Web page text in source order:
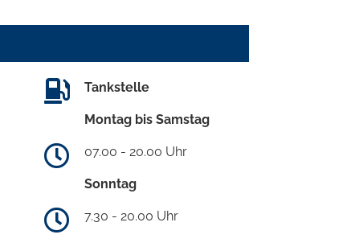
Tankstelle
Montag bis Samstag
07.00 - 20.00 Uhr
Sonntag
7.30 - 20.00 Uhr